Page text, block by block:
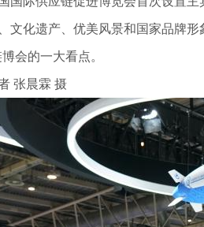
文化遗产、优美风景和国家品牌
会的一大看点。
张晨霖 摄